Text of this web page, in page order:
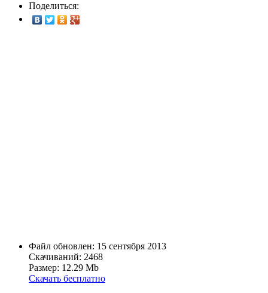
Поделиться:
Файл обновлен: 15 сентября 2013
Скачиваний: 2468
Размер: 12.29 Mb
Скачать бесплатно